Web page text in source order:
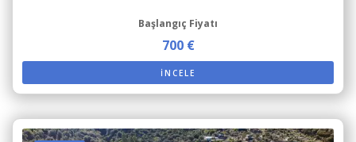
Başlangıç Fiyatı
700 €
İNCELE